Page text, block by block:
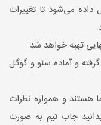
داده می‌شود تا تغییرات
تهیه خواهد شد.
و آماده سئو و گوگل
هستند و همواره نظرات
جاب تیم به صورت